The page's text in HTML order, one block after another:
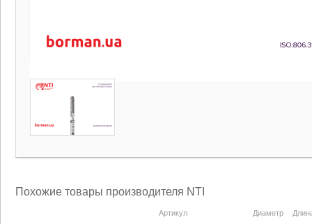
Похожие товары производителя NTI
Артикул Диаметр